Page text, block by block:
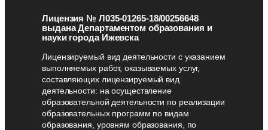
Лицензия № Л035-01265-18/00256648
выдана Департаментом образования и
науки города Ижевска
Лицензируемый вид деятельности с указанием
выполняемых работ, оказываемых услуг,
составляющих лицензируемый вид
деятельности: на осуществление
образовательной деятельности по реализации
образовательных программ по видам
образования, уровням образования, по